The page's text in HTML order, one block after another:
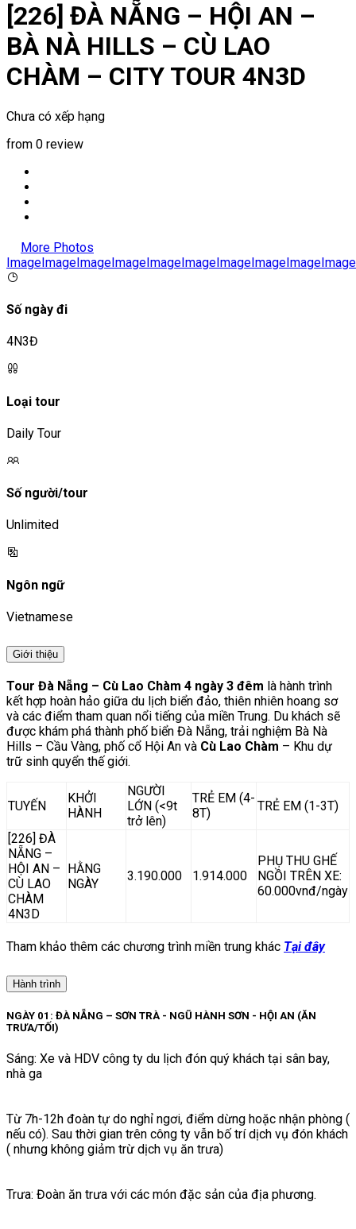
[226] ĐÀ NẴNG – HỘI AN –
BÀ NÀ HILLS – CÙ LAO
CHÀM – CITY TOUR 4N3D
Chưa có xếp hạng
from 0 review
More Photos
ImageImageImageImageImageImageImageImageImageImage
Số ngày đi
4N3Đ
Loại tour
Daily Tour
Số người/tour
Unlimited
Ngôn ngữ
Vietnamese
Giới thiệu
Tour Đà Nẵng – Cù Lao Chàm 4 ngày 3 đêm là hành trình
kết hợp hoàn hảo giữa du lịch biển đảo, thiên nhiên hoang sơ
và các điểm tham quan nổi tiếng của miền Trung. Du khách sẽ
được khám phá thành phố biển Đà Nẵng, trải nghiệm Bà Nà
Hills – Cầu Vàng, phố cổ Hội An và Cù Lao Chàm – Khu dự
trữ sinh quyển thế giới.
TUYẾN
KHỞI
HÀNH
NGƯỜI
LỚN (<9t
trở lên)
TRẺ EM (4-
8T)
TRẺ EM (1-3T)
[226] ĐÀ
NẴNG –
HỘI AN –
CÙ LAO
CHÀM
4N3D
HẰNG
NGÀY
3.190.000 1.914.000
PHỤ THU GHẾ
NGỒI TRÊN XE:
60.000vnđ/ngày
Tham khảo thêm các chương trình miền trung khác Tại đây
Hành trình
NGÀY 01: ĐÀ NẴNG – SƠN TRÀ - NGŨ HÀNH SƠN - HỘI AN (ĂN
TRƯA/TỐI)
Sáng: Xe và HDV công ty du lịch đón quý khách tại sân bay,
nhà ga
Từ 7h-12h đoàn tự do nghỉ ngơi, điểm dừng hoặc nhận phòng (
nếu có). Sau thời gian trên công ty vẫn bố trí dịch vụ đón khách
( nhưng không giảm trừ dịch vụ ăn trưa)
Trưa: Đoàn ăn trưa với các món đặc sản của địa phương.